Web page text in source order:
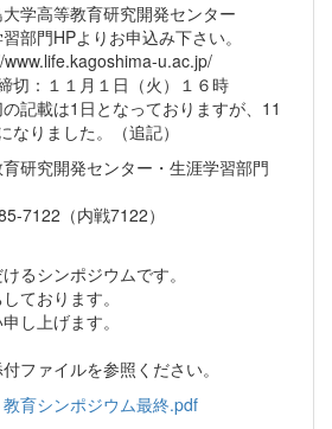
学高等教育研究開発センター
よりお申込み下さい。
u.ac.jp/
月１日（火）１６時
日となっておりますが、11
なりました。（追記）
研究開発センター・生涯学習部門
内戦7122）
るシンポジウムです。
ております。
し上げます。
ファイルを参照ください。
教育シンポジウム最終.pdf